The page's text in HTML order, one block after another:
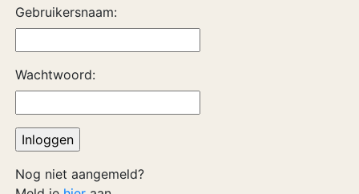
Gebruikersnaam:
Wachtwoord:
Nog niet aangemeld?